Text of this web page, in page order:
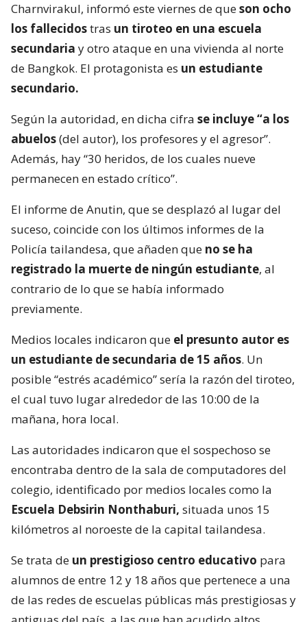
Charnvirakul, informó este viernes de queson ocho
los fallecidostras un tiroteo en una escuela
secundaria y otro ataque en una vivienda al norte
de Bangkok. El protagonista es un estudiante
secundario.
Según la autoridad, en dicha cifra se incluye “a los
abuelos(del autor), los profesores y el agresor”.
Además, hay “30 heridos, de los cuales nueve
permanecen en estado crítico”.
El informe de Anutin, que se desplazó al lugar del
suceso, coincide con los últimos informes de la
Policía tailandesa, que añaden que no se ha
registrado la muerte de ningún estudiante, al
contrario de lo que se había informado
previamente.
Medios locales indicaron que el presunto autor es
un estudiante de secundaria de 15 años. Un
posible “estrés académico” sería la razón del tiroteo,
el cual tuvo lugar alrededor de las 10:00 de la
mañana, hora local.
Las autoridades indicaron que el sospechoso se
encontraba dentro de la sala de computadores del
colegio, identificado por medios locales como la
Escuela Debsirin Nonthaburi, situada unos 15
kilómetros al noroeste de la capital tailandesa.
Se trata de un prestigioso centro educativo para
alumnos de entre 12 y 18 años que pertenece a una
de las redes de escuelas públicas más prestigiosas y